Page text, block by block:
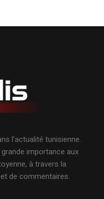
l’actualité tunisienne.
importance aux
à travers la
de commentaires.